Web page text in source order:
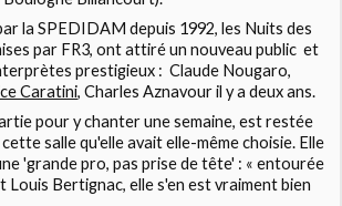
la SPEDIDAM depuis 1992, les Nuits des
par FR3, ont attiré un nouveau public et
prestigieux : Claude Nougaro,
Caratini, Charles Aznavour il y a deux ans.
pour y chanter une semaine, est restée
salle qu'elle avait elle-même choisie. Elle
'grande pro, pas prise de tête' : « entourée
Louis Bertignac, elle s'en est vraiment bien